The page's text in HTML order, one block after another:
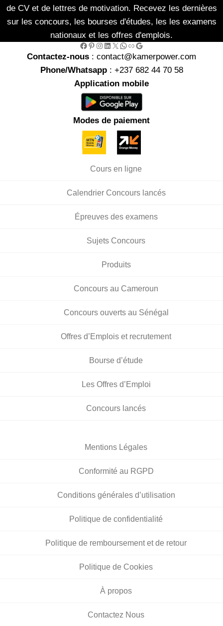
de CV et de lettres de motivation. Recevez les dernières
sur les concours, les bourses d'études, les les examens
nationaux et les offres d'emplois.
Facebook Pinterest InstagramLinkedIn X WhatsApp Link Google
Contactez-nous : contact@kamerpower.com
Phone/Whatsapp: +237 682 44 70 58
Application mobile
Modes de paiement
Cours en ligne
Calendrier Concours lancés
Épreuves des examens
Sujets Concours
Produits
Concours au Cameroun
Concours ouverts au Sénégal
Offres d’Emplois et recrutement
Bourse d’étude
Les Offres d’Emploi
Concours lancés
Mentions Légales
Conformité au RGPD
Conditions générales d’utilisation
Politique de confidentialité
Politique de remboursement et de retour
Politique de Cookies
À propos
Contactez Nous